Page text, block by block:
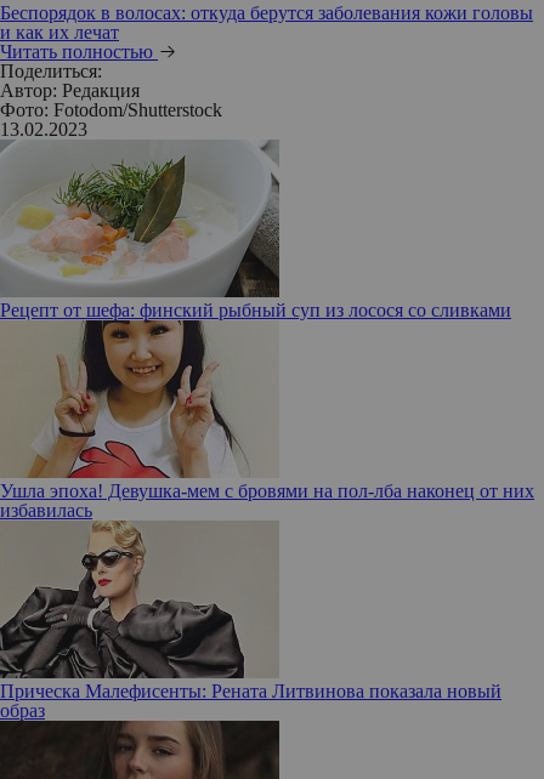
Беспорядок в волосах: откуда берутся заболевания кожи головы
и как их лечат
Читать полностью
Поделиться:
Автор: Редакция
Фото: Fotodom/Shutterstock
13.02.2023
Рецепт от шефа: финский рыбный суп из лосося со сливками
Ушла эпоха! Девушка-мем с бровями на пол-лба наконец от них
избавилась
Прическа Малефисенты: Рената Литвинова показала новый
образ